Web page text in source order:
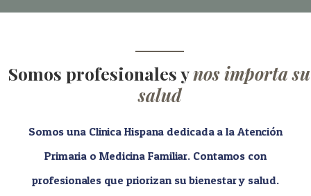
Somos profesionales ynos importa su
salud
Somos una Clinica Hispana dedicada a la Atención
Primaria o Medicina Familiar. Contamos con
profesionales que priorizan su bienestar y salud.